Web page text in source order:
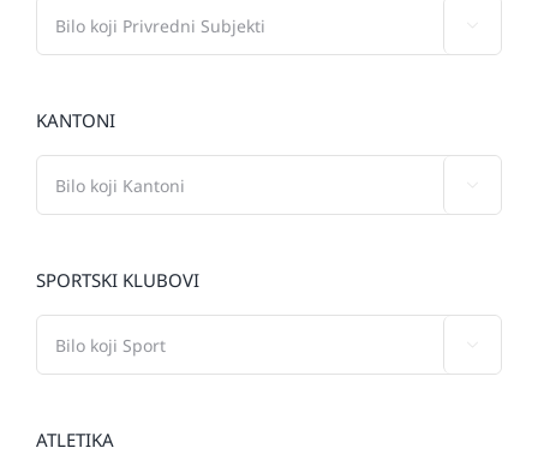
KANTONI
SPORTSKI KLUBOVI
ATLETIKA